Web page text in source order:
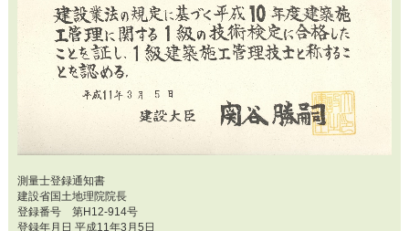
測量士登録通知書
建設省国土地理院院長
登録番号 第H12-914号
登録年月日 平成11年3月5日